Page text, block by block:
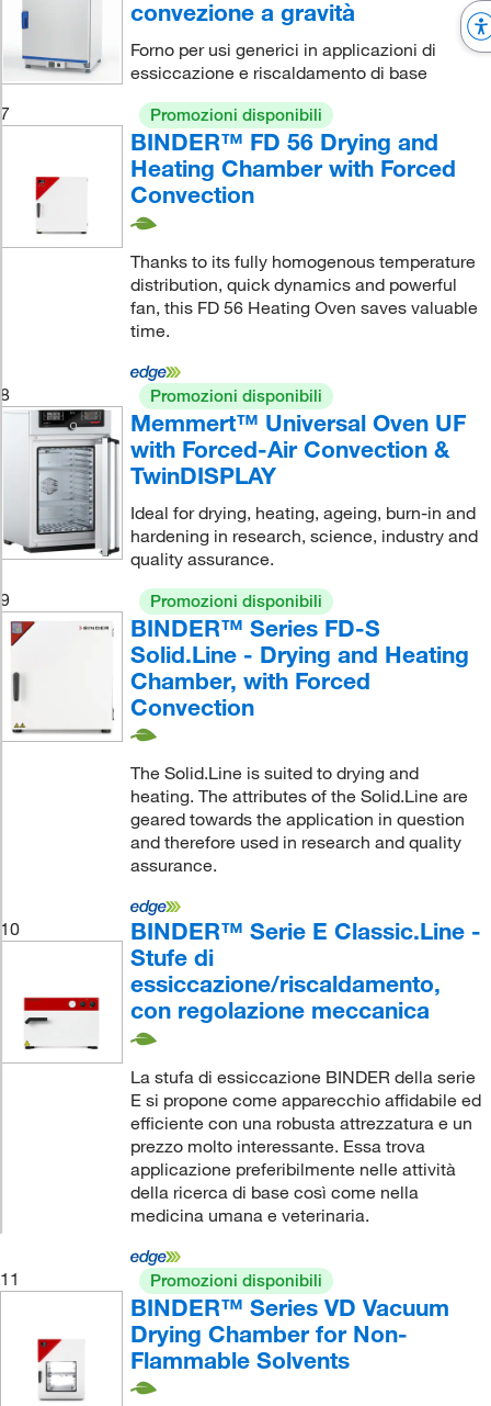
convezione a gravità
Forno per usi generici in applicazioni di
essiccazione e riscaldamento di base
7
Promozioni disponibili
BINDER™ FD 56 Drying and
Heating Chamber with Forced
Convection
Thanks to its fully homogenous temperature
distribution, quick dynamics and powerful
fan, this FD 56 Heating Oven saves valuable
time.
8 Promozioni disponibili
Memmert™ Universal Oven UF
with Forced-Air Convection &
TwinDISPLAY
Ideal for drying, heating, ageing, burn-in and
hardening in research, science, industry and
quality assurance.
9
Promozioni disponibili
BINDER™ Series FD-S
Solid.Line - Drying and Heating
Chamber, with Forced
Convection
The Solid.Line is suited to drying and
heating. The attributes of the Solid.Line are
geared towards the application in question
and therefore used in research and quality
assurance.
10
BINDER™ Serie E Classic.Line -
Stufe di
essiccazione/riscaldamento,
con regolazione meccanica
La stufa di essiccazione BINDER della serie
E si propone come apparecchio affidabile ed
efficiente con una robusta attrezzatura e un
prezzo molto interessante. Essa trova
applicazione preferibilmente nelle attività
della ricerca di base così come nella
medicina umana e veterinaria.
11 Promozioni disponibili
BINDER™ Series VD Vacuum
Drying Chamber for Non-
Flammable Solvents